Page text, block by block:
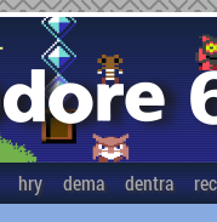
hry dema dentra